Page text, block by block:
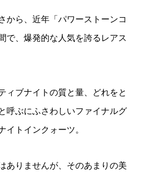
から、近年「パワーストーンコ
で、爆発的な人気を誇るレアス
ィブナイトの質と量、どれをと
呼ぶにふさわしいファイナルグ
イトインクォーツ。
ありませんが、そのあまりの美